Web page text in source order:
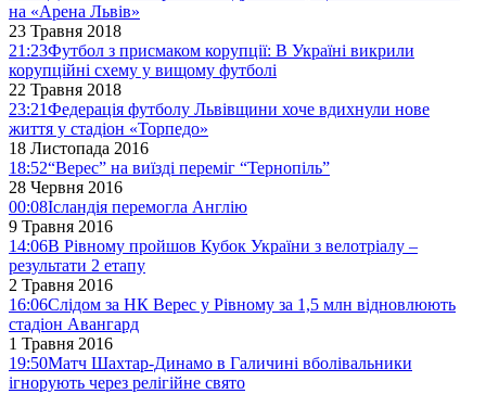
на «Арена Львів»
23 Травня 2018
21:23Футбол з присмаком корупції: В Україні викрили
корупційні схему у вищому футболі
22 Травня 2018
23:21Федерація футболу Львівщини хоче вдихнули нове
життя у стадіон «Торпедо»
18 Листопада 2016
18:52“Верес” на виїзді переміг “Тернопіль”
28 Червня 2016
00:08Ісландія перемогла Англію
9 Травня 2016
14:06В Рівному пройшов Кубок України з велотріалу –
результати 2 етапу
2 Травня 2016
16:06Слідом за НК Верес у Рівному за 1,5 млн відновлюють
стадіон Авангард
1 Травня 2016
19:50Матч Шахтар-Динамо в Галичині вболівальники
ігнорують через релігійне свято